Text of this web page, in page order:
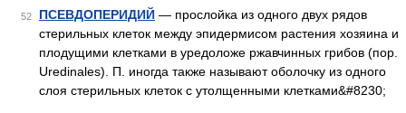
52 ПСЕВДОПЕРИДИЙ — прослойка из одного двух рядов
стерильных клеток между эпидермисом растения хозяина и
плодущими клетками в уредоложе ржавчинных грибов (пор.
Uredinales). П. иногда также называют оболочку из одного
слоя стерильных клеток с утолщенными клетками&#8230;